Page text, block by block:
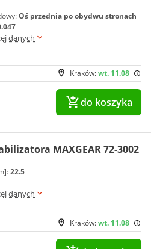
Oś przednia po obydwu stronach
danych
Kraków:wt. 11.08
do koszyka
MAXGEAR 72-3002
22.5
danych
Kraków:wt. 11.08